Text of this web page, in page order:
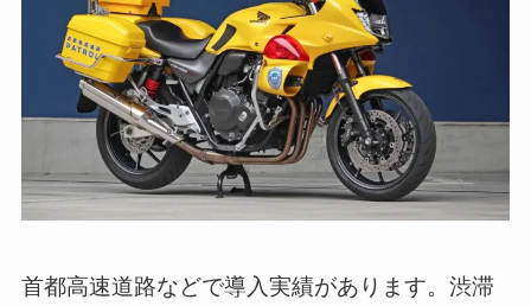
首都高速道路などで導入実績があります。渋滞